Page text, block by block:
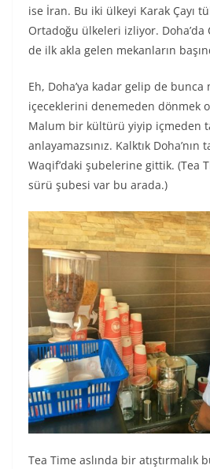
ise İran. Bu iki ülkeyi Karak Çayı
Ortadoğu ülkeleri izliyor. Doha’da
de ilk akla gelen mekanların
Eh, Doha’ya kadar gelip de
içeceklerini denemeden dönmek
Malum bir kültürü yiyip içmeden
anlayamazsınız. Kalktık Doha’nın
Waqif’daki şubelerine gittik. (Tea
sürü şubesi var bu arada.)
Tea Time aslında bir atıştırmalık